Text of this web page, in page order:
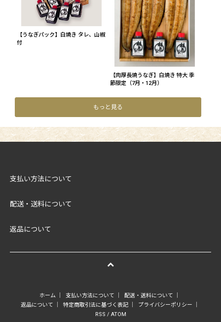
【うなぎパック】白焼き タレ、山椒
付
【肉厚長焼うなぎ】白焼き 特大 季
節限定（7月・12月）
もっと見る
支払い方法について
配送・送料について
返品について
ホーム 支払い方法について 配送・送料について
返品について
特定商取引法に基づく表記｜ プライバシーポリシー
RSS / ATOM